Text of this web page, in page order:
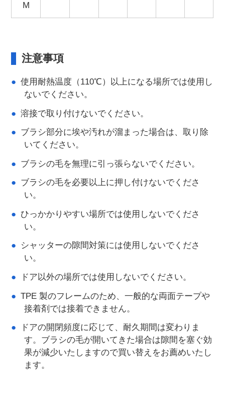
M
注意事項
使用耐熱温度（110℃）以上になる場所では使用し
ないでください。
溶接で取り付けないでください。
ブラシ部分に埃や汚れが溜まった場合は、取り除
いてください。
ブラシの毛を無理に引っ張らないでください。
ブラシの毛を必要以上に押し付けないでくださ
い。
ひっかかりやすい場所では使用しないでくださ
い。
シャッターの隙間対策には使用しないでくださ
い。
ドア以外の場所では使用しないでください。
TPE 製のフレームのため、一般的な両面テープや
接着剤では接着できません。
ドアの開閉頻度に応じて、耐久期間は変わりま
す。ブラシの毛が開いてきた場合は隙間を塞ぐ効
果が減少いたしますので買い替えをお薦めいたし
ます。